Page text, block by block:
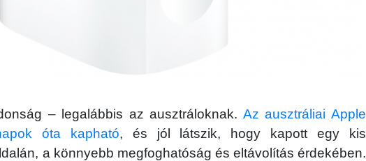
– legalábbis az ausztráloknak. Az ausztráliai Apple
óta kapható, és jól látszik, hogy kapott egy kis
a könnyebb megfoghatóság és eltávolítás érdekében.